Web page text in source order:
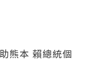
熊本 賴總統個